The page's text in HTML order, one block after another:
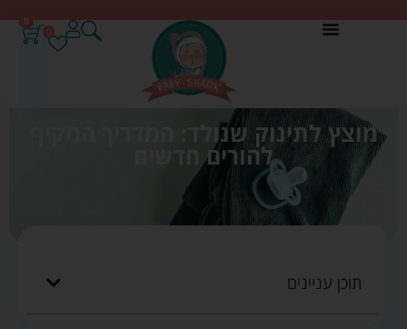
0
מוצץ לתינוק שנולד: המדריך המקיף
להורים חדשים
תוכן עניינים